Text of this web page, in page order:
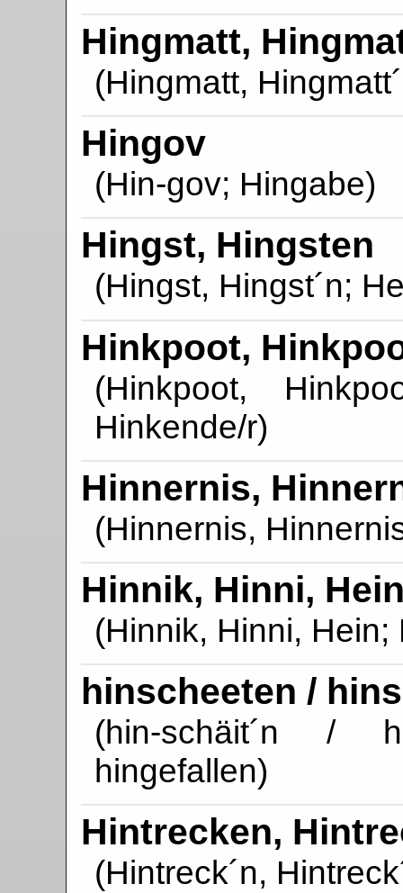
Hingmatt,
(Hingmatt,
Hingov
(Hin-gov; Hingabe)
Hingst, Hingsten
(Hingst, Hingst´n;
Hinkpoot,
(Hinkpoot,
Hinkende/r)
Hinnernis,
(Hinnernis,
Hinnik, Hinni,
(Hinnik, Hinni, Hein;
hinscheeten /
(hin-schäit´n /
hingefallen)
Hintrecken,
(Hintreck´n,